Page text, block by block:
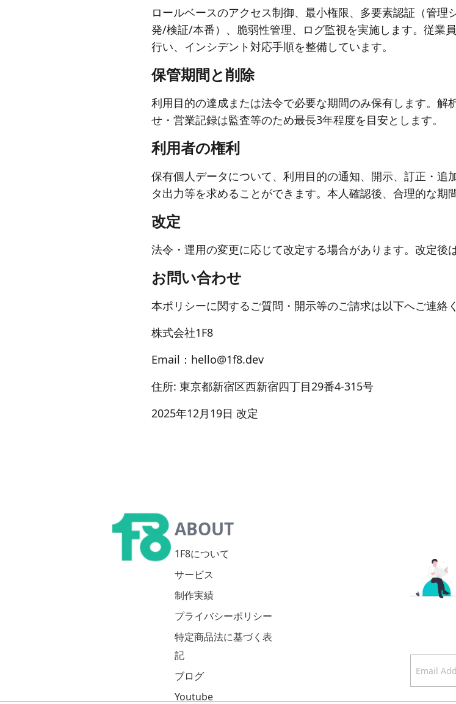
ロールベースのアクセス制御、最小権限、多要素認証（管理
発/検証/本番）、脆弱性管理、ログ監視を実施します。従業
行い、インシデント対応手順を整備しています。
保管期間と削除
利用目的の達成または法令で必要な期間のみ保有します。解
せ・営業記録は監査等のため最長3年程度を目安とします。
利用者の権利
保有個人データについて、利用目的の通知、開示、訂正・追
タ出力等を求めることができます。本人確認後、合理的な期
改定
法令・運用の変更に応じて改定する場合があります。改定後
お問い合わせ
本ポリシーに関するご質問・開示等のご請求は以下へご連絡
株式会社1F8
Email： hello@1f8.dev
住所: 東京都新宿区西新宿四丁目29番4-315号
2025年12月19日 改定
ABOUT
1F8について
サービス
制作実績
プライバシーポリシー
特定商品法に基づく表
記
ブログ
Youtube